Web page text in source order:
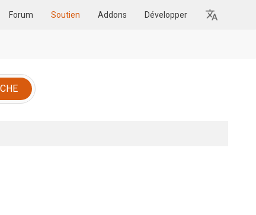
Forum Soutien Addons Développer